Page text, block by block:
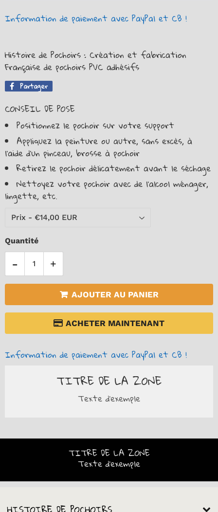
Information de paiement avec PayPal et CB !
Histoire de Pochoirs : Création et fabrication
Française de pochoirs PVC adhésifs
Partager
Facebook
CONSEIL DE POSE
Positionnez le pochoir sur votre support
Appliquez la peinture ou autre, sans excès, à
l’aide d’un pinceau, brosse à pochoir
Retirez le pochoir délicatement avant le séchage
Nettoyez votre pochoir avec de l'alcool ménager,
lingette, etc.
Quantité
+
-
AJOUTER AU PANIER
ACHETER MAINTENANT
Information de paiement avec PayPal et CB !
TITRE DE LA ZONE
Texte d'exemple
TITRE DE LA ZONE
Texte d'exemple